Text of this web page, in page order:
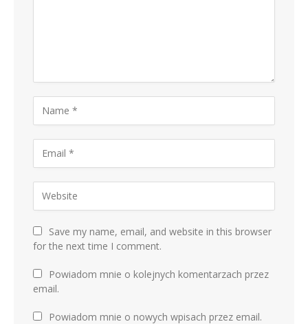
Save my name, email, and website in this browser
for the next time I comment.
Powiadom mnie o kolejnych komentarzach przez
email.
Powiadom mnie o nowych wpisach przez email.